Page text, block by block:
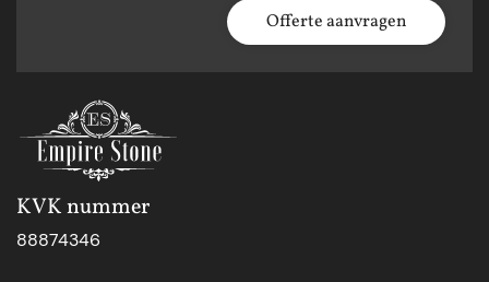
Offerte aanvragen
KVK nummer
88874346